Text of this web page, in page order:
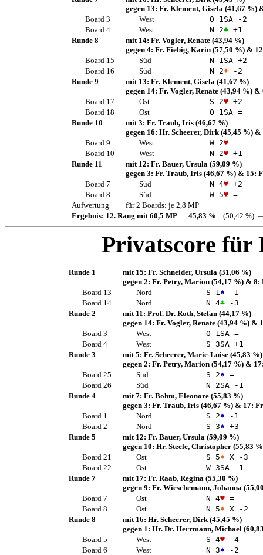
gegen 13: Fr. Klement, Gisela (41,67 %)
Board 3
West O 1 SA -2
Board 4
West N 2♣ +1
Runde 8
mit 14: Fr. Vogler, Renate (43,94 %)
gegen 4: Fr. Fiebig, Karin (57,50 %) &
Board 15
Süd N 1 SA +2
Board 16
Süd N 2♦ -2
Runde 9
mit 13: Fr. Klement, Gisela (41,67 %)
gegen 14: Fr. Vogler, Renate (43,94 %) &
Board 17
Ost S 2♥ +2
Board 18
Ost O 1 SA =
Runde 10
mit 3: Fr. Traub, Iris (46,67 %)
gegen 16: Hr. Scheerer, Dirk (45,45 %) &
Board 9
West W 2♥ =
Board 10
West N 2♥ +1
Runde 11
mit 12: Fr. Bauer, Ursula (59,09 %)
gegen 3: Fr. Traub, Iris (46,67 %) & 15:
Board 7
Süd N 4♥ +2
Board 8
Süd W 5♥ =
Aufwertung
für 2 Boards: je 2,8 MP
Ergebnis: 12. Rang mit 60,5 MP = 45,83 % (50,42 %)
Privatscore für
Runde 1 mit 15: Fr. Schneider, Ursula (31,06 %)
gegen 2: Fr. Petry, Marion (54,17 %) & 8:
Board 13
Nord S 1 ♠ -1
Board 14
Nord N 4♣ -3
Runde 2
mit 11: Prof. Dr. Roth, Stefan (44,17 %)
gegen 14: Fr. Vogler, Renate (43,94 %) &
Board 3
West O 1 SA =
Board 4
West S 3SA +1
Runde 3
mit 5: Fr. Scheerer, Marie-Luise (45,83 %)
gegen 2: Fr. Petry, Marion (54,17 %) &
Board 25
Süd S 2♠ =
Board 26
Süd N 2SA -1
Runde 4
mit 7: Fr. Bohm, Eleonore (55,83 %)
gegen 3: Fr. Traub, Iris (46,67 %) & 17:
Board 1
Nord S 2♠ -1
Board 2
Nord S 3♠ +3
Runde 5
mit 12: Fr. Bauer, Ursula (59,09 %)
gegen 10: Hr. Steele, Christopher (55,83
Board 21
Ost S 5♦ X -3
Board 22
Ost W 3SA -1
Runde 7
mit 17: Fr. Raab, Regina (55,30 %)
gegen 9: Fr. Wieschemann, Johanna
Board 7
Ost N 4♥ =
Board 8
Ost N 5♦ X -2
Runde 8
mit 16: Hr. Scheerer, Dirk (45,45 %)
gegen 1: Hr. Dr. Herrmann, Michael
Board 5
West S 4♥ -4
Board 6
West N 3♠ -2